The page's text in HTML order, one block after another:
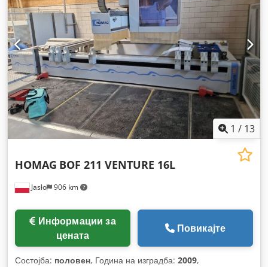
1 / 13
Jasło 906 km
HOMAG BOF 211 VENTURE 16L
цената
Повикајте
Состојба: половен, Година на изградба: 2009,